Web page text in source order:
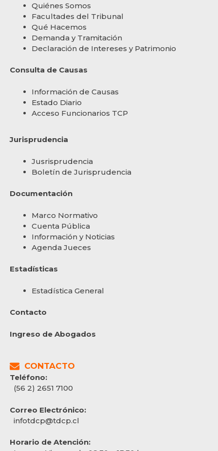
Quiénes Somos
Facultades del Tribunal
Qué Hacemos
Demanda y Tramitación
Declaración de Intereses y Patrimonio
Consulta de Causas
Información de Causas
Estado Diario
Acceso Funcionarios TCP
Jurisprudencia
Jusrisprudencia
Boletín de Jurisprudencia
Documentación
Marco Normativo
Cuenta Pública
Información y Noticias
Agenda Jueces
Estadísticas
Estadística General
Contacto
Ingreso de Abogados
CONTACTO
Teléfono:
(56 2) 2651 7100
Correo Electrónico:
infotdcp@tdcp.cl
Horario de Atención: